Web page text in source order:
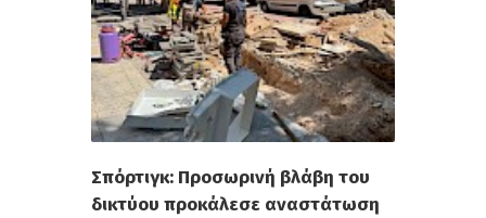
Σπόρτιγκ: Προσωρινή βλάβη του
δικτύου προκάλεσε αναστάτωση